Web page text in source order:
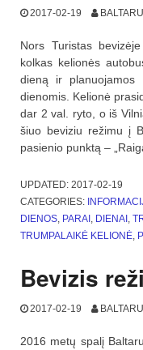
2017-02-19
Nors Turistas
kolkas kelionės
dieną ir planuojamos
dienomis. Kelionė
dar 2 val. ryto, o iš
šiuo beviziu režimu į
pasienio punktą –
UPDATED: 2017-02-19
CATEGORIES:
DIENOS, PARAI , DIENAI ,
TRUMPALAIKĖ KELIONĖ,
Bevizis
2017-02-19
2016 metų spalį